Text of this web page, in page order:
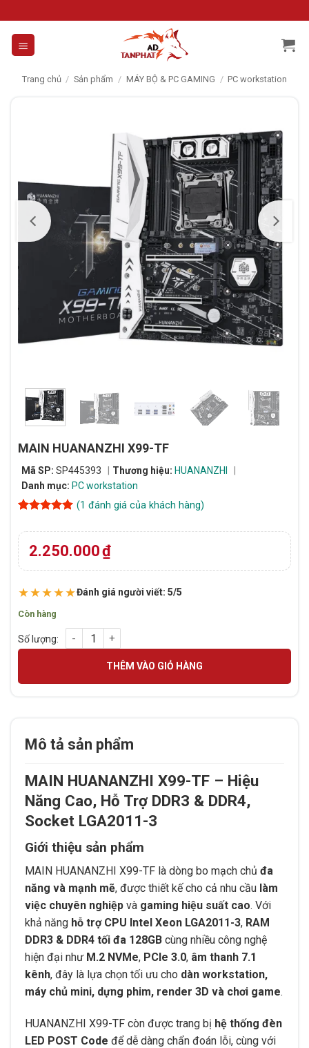
to
content
Trang chủ / Sản phẩm / MÁY BỘ & PC GAMING / PC workstation
MAIN HUANANZHI X99-TF
Mã SP: SP445393 Thương hiệu: HUANANZHI
Danh mục: PC workstation
dựa trên
đánh giá
(1 đánh giá của khách hàng)
2.250.000₫
★★★★★Đánh giá người viết: 5/5
Còn hàng
MAIN HUANANZHI X99-TF số lượng
THÊM VÀO GIỎ HÀNG
Mô tả sản phẩm
MAIN HUANANZHI X99-TF – Hiệu
Năng Cao, Hỗ Trợ DDR3 & DDR4,
Socket LGA2011-3
Giới thiệu sản phẩm
MAIN HUANANZHI X99-TF là dòng bo mạch chủ đa
năng và mạnh mẽ, được thiết kế cho cả nhu cầu làm
việc chuyên nghiệp và gaming hiệu suất cao. Với
khả năng hỗ trợ CPU Intel Xeon LGA2011-3, RAM
DDR3 & DDR4 tối đa 128GB cùng nhiều công nghệ
hiện đại như M.2 NVMe, PCIe 3.0, âm thanh 7.1
kênh, đây là lựa chọn tối ưu cho dàn workstation,
máy chủ mini, dựng phim, render 3D và chơi game.
HUANANZHI X99-TF còn được trang bị hệ thống đèn
LED POST Code để dễ dàng chẩn đoán lỗi, cùng với